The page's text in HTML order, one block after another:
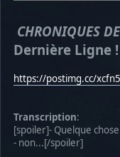
CHRONIQUES
Dernière Ligne
https://postimg.cc/
Transcription:
[spoiler]- Quelque
- non...[/spoiler]